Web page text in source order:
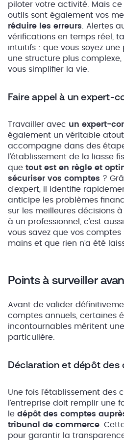
piloter votre activité. Mais ce
outils sont également vos
réduire les erreurs. Alertes
vérifications en temps réel,
intuitifs : que vous soyez
une structure plus
vous simplifier la vie.
Faire appel à un expert-
Travailler avec un expert-
également un véritable
accompagne dans des
l’établissement de la liasse
que tout est en règle et
sécuriser vos comptes ?
d’expert, il identifie
anticipe les problèmes
sur les meilleures décisions
à un professionnel, c’est aussi
vous savez que vos
mains et que rien n’a été
Points à surveiller
Avant de valider
comptes annuels, certaines
incontournables méritent
particulière.
Déclaration et dépôt des
Une fois l’établissement des
l’entreprise doit remplir une
le dépôt des comptes
tribunal de commerce.
pour garantir la